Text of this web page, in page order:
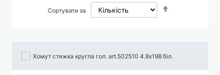
Сортувати за
Хомут стяжка кругла гол. art.502510 4.8х198 біл.